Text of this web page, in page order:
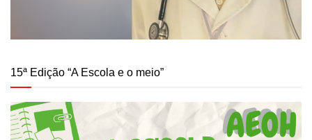
15ª Edição “A Escola e o meio”